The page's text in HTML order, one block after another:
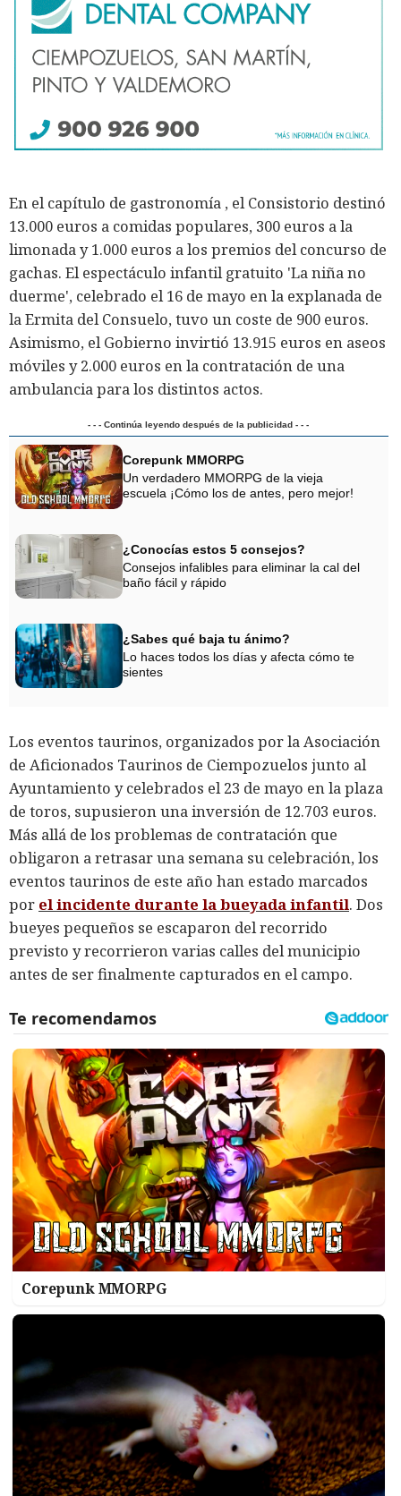
En el capítulo de gastronomía , el Consistorio destinó
13.000 euros a comidas populares, 300 euros a la
limonada y 1.000 euros a los premios del concurso de
gachas. El espectáculo infantil gratuito 'La niña no
duerme', celebrado el 16 de mayo en la explanada de
la Ermita del Consuelo, tuvo un coste de 900 euros.
Asimismo, el Gobierno invirtió 13.915 euros en aseos
móviles y 2.000 euros en la contratación de una
ambulancia para los distintos actos.
- - - Continúa leyendo después de la publicidad - - -
Corepunk MMORPG
Un verdadero MMORPG de la vieja
escuela ¡Cómo los de antes, pero mejor!
¿Conocías estos 5 consejos?
Consejos infalibles para eliminar la cal del
baño fácil y rápido
¿Sabes qué baja tu ánimo?
Lo haces todos los días y afecta cómo te
sientes
Los eventos taurinos, organizados por la Asociación
de Aficionados Taurinos de Ciempozuelos junto al
Ayuntamiento y celebrados el 23 de mayo en la plaza
de toros, supusieron una inversión de 12.703 euros.
Más allá de los problemas de contratación que
obligaron a retrasar una semana su celebración, los
eventos taurinos de este año han estado marcados
por el incidente durante la bueyada infantil. Dos
bueyes pequeños se escaparon del recorrido
previsto y recorrieron varias calles del municipio
antes de ser finalmente capturados en el campo.
Corepunk MMORPG